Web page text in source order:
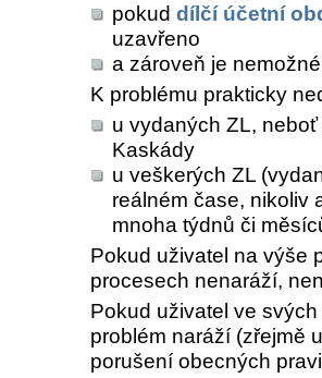
pokud dílčí účetní
uzavřeno
a zároveň je
K problému prakticky
u vydaných ZL,
Kaskády
u veškerých ZL
reálném čase, nikoliv
mnoha týdnů či
Pokud uživatel na výše
procesech nenaráží,
Pokud uživatel ve
problém naráží (zřejmě
porušení obecných